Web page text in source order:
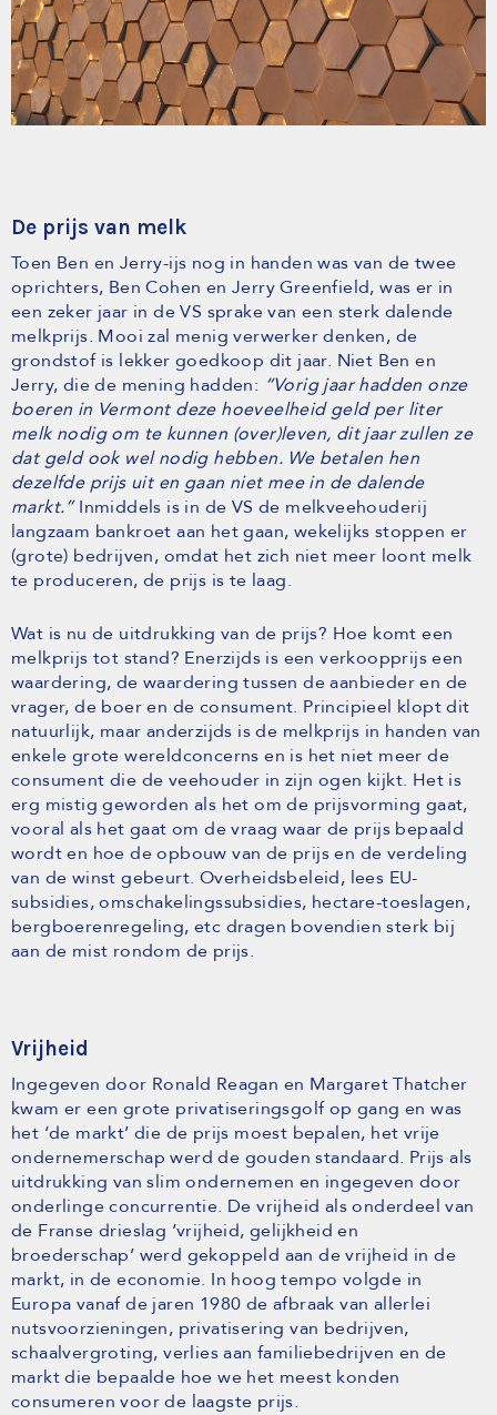
De prijs van melk
Toen Ben en Jerry-ijs nog in handen was van de twee
oprichters, Ben Cohen en Jerry Greenfield, was er in
een zeker jaar in de VS sprake van een sterk dalende
melkprijs. Mooi zal menig verwerker denken, de
grondstof is lekker goedkoop dit jaar. Niet Ben en
Jerry, die de mening hadden: “Vorig jaar hadden onze
boeren in Vermont deze hoeveelheid geld per liter
melk nodig om te kunnen (over)leven, dit jaar zullen ze
dat geld ook wel nodig hebben. We betalen hen
dezelfde prijs uit en gaan niet mee in de dalende
markt.”Inmiddels is in de VS de melkveehouderij
langzaam bankroet aan het gaan, wekelijks stoppen er
(grote) bedrijven, omdat het zich niet meer loont melk
te produceren, de prijs is te laag.
Wat is nu de uitdrukking van de prijs? Hoe komt een
melkprijs tot stand? Enerzijds is een verkoopprijs een
waardering, de waardering tussen de aanbieder en de
vrager, de boer en de consument. Principieel klopt dit
natuurlijk, maar anderzijds is de melkprijs in handen van
enkele grote wereldconcerns en is het niet meer de
consument die de veehouder in zijn ogen kijkt. Het is
erg mistig geworden als het om de prijsvorming gaat,
vooral als het gaat om de vraag waar de prijs bepaald
wordt en hoe de opbouw van de prijs en de verdeling
van de winst gebeurt. Overheidsbeleid, lees EU-
subsidies, omschakelingssubsidies, hectare-toeslagen,
bergboerenregeling, etc dragen bovendien sterk bij
aan de mist rondom de prijs.
Vrijheid
Ingegeven door Ronald Reagan en Margaret Thatcher
kwam er een grote privatiseringsgolf op gang en was
het ‘de markt’ die de prijs moest bepalen, het vrije
ondernemerschap werd de gouden standaard. Prijs als
uitdrukking van slim ondernemen en ingegeven door
onderlinge concurrentie. De vrijheid als onderdeel van
de Franse drieslag ‘vrijheid, gelijkheid en
broederschap’ werd gekoppeld aan de vrijheid in de
markt, in de economie. In hoog tempo volgde in
Europa vanaf de jaren 1980 de afbraak van allerlei
nutsvoorzieningen, privatisering van bedrijven,
schaalvergroting, verlies aan familiebedrijven en de
markt die bepaalde hoe we het meest konden
consumeren voor de laagste prijs.